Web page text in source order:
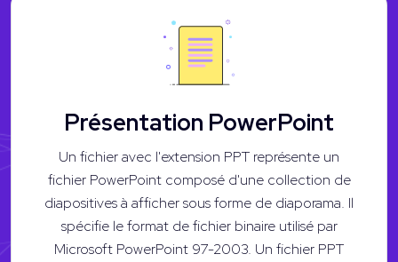
Présentation PowerPoint
Un fichier avec l'extension PPT représente un
fichier PowerPoint composé d'une collection de
diapositives à afficher sous forme de diaporama. Il
spécifie le format de fichier binaire utilisé par
Microsoft PowerPoint 97-2003. Un fichier PPT